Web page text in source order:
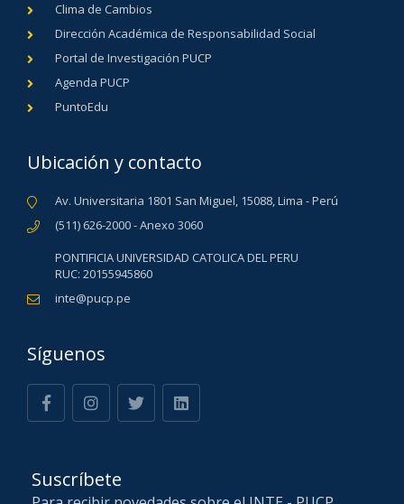
Clima de Cambios
Dirección Académica de Responsabilidad Social
Portal de Investigación PUCP
Agenda PUCP
PuntoEdu
Ubicación y contacto
Av. Universitaria 1801 San Miguel, 15088, Lima - Perú
(511) 626-2000 - Anexo 3060
PONTIFICIA UNIVERSIDAD CATOLICA DEL PERU
RUC: 20155945860
inte@pucp.pe
Síguenos
Suscríbete